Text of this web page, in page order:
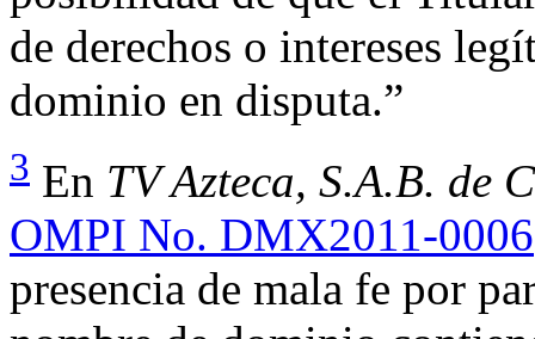
de derechos o intereses
dominio en disputa.”
3 En TV Azteca, S.A.B. de
OMPI No. DMX2011-0006
presencia de mala fe por